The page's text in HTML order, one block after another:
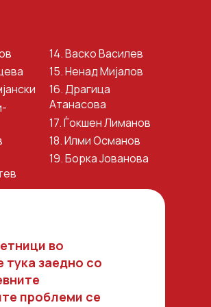
Општина Гевгелија
Општина Богданци
Општина Ново Село
Општина Босилово
14. Васко Василев
15. Ненад Мијалов
16. Драгица
Атанасова
17. Ѓокшен Лиманов
18. Илми Османов
19. Борка Јованова
во
заедно со
проблеми се